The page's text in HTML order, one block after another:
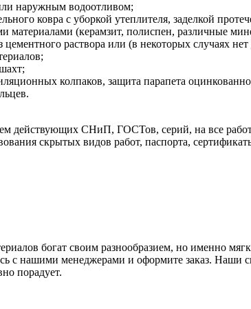
наружным водоотливом;
ковра с уборкой утеплителя, заделкой
материалами (керамзит, полиспен, различные
раствора или (в некоторых случаях
колпаков, защита парапета
действующих СНиП, ГОСТов, серий, на все
скрытых видов работ, паспорта,
богат своим разнообразием, но именно
с нашими менеджерами и оформите заказ. Наши
порадует.